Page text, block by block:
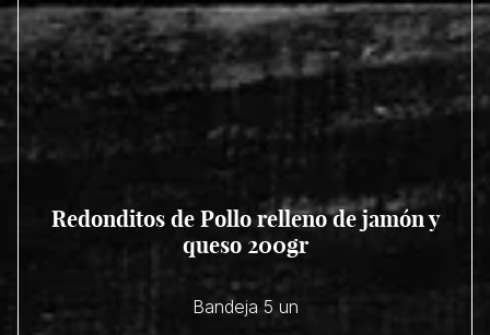
Redonditos de Pollo relleno de jamón y
queso 200gr
Bandeja 5 un